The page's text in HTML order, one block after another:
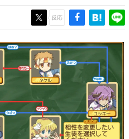
ルゲーム市場を担う若きクリエイター達
らのルーツと情熱を探っていきます。
響を受けた作家さんに取材し、ゲームが
ツ産業やカルチャーに与えた影響を探る企
ゲーム産業史
ゲーム史における主要なトピック・タイト
か、開発者へのインタビューや識者による
20年の歴史が一望できる決定版！
り〜ゲームクリエイターの青春〜
ペンと箸』等で知られるマンガ家・田中圭
ーム業界レポートマンガです。
反応